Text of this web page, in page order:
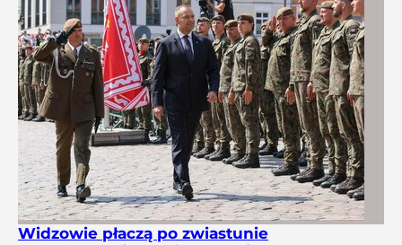
Widzowie płaczą po zwiastunie